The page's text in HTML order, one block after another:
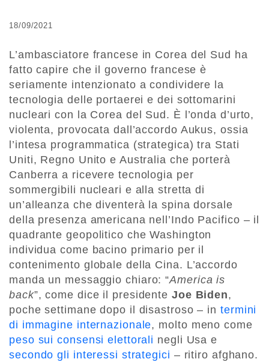
18/09/2021
L’ambasciatore francese in Corea del Sud ha
fatto capire che il governo francese è
seriamente intenzionato a condividere la
tecnologia delle portaerei e dei sottomarini
nucleari con la Corea del Sud. È l’onda d’urto,
violenta, provocata dall’accordo Aukus, ossia
l’intesa programmatica (strategica) tra Stati
Uniti, Regno Unito e Australia che porterà
Canberra a ricevere tecnologia per
sommergibili nucleari e alla stretta di
un’alleanza che diventerà la spina dorsale
della presenza americana nell’Indo Pacifico – il
quadrante geopolitico che Washington
individua come bacino primario per il
contenimento globale della Cina. L’accordo
manda un messaggio chiaro: “America is
back”, come dice il presidente Joe Biden,
poche settimane dopo il disastroso – in termini
di immagine internazionale, molto meno come
peso sui consensi elettorali negli Usa e
secondo gli interessi strategici – ritiro afghano.